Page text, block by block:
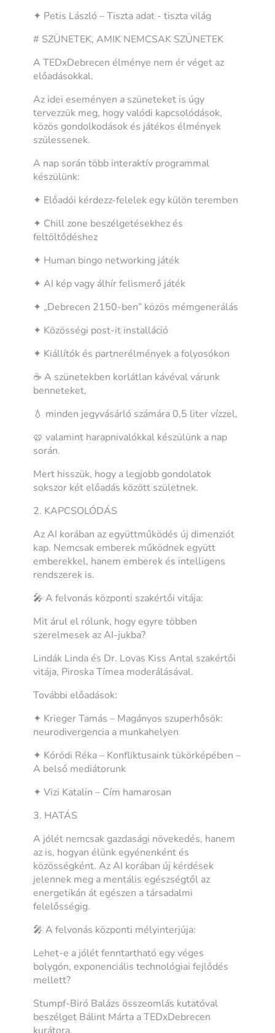
✦ Petis László – Tiszta adat - tiszta világ
# SZÜNETEK, AMIK NEMCSAK SZÜNETEK
A TEDxDebrecen élménye nem ér véget az
előadásokkal.
Az idei eseményen a szüneteket is úgy
tervezzük meg, hogy valódi kapcsolódások,
közös gondolkodások és játékos élmények
szülessenek.
A nap során több interaktív programmal
készülünk:
✦ Előadói kérdezz-felelek egy külön teremben
✦ Chill zone beszélgetésekhez és
feltöltődéshez
✦ Human bingo networking játék
✦ AI kép vagy álhír felismerő játék
✦ „Debrecen 2150-ben” közös mémgenerálás
✦ Közösségi post-it installáció
✦ Kiállítók és partnerélmények a folyosókon
☕ A szünetekben korlátlan kávéval várunk
benneteket,
💧 minden jegyvásárló számára 0,5 liter vízzel,
🥨 valamint harapnivalókkal készülünk a nap
során.
Mert hisszük, hogy a legjobb gondolatok
sokszor két előadás között születnek.
2. KAPCSOLÓDÁS
Az AI korában az együttműködés új dimenziót
kap. Nemcsak emberek működnek együtt
emberekkel, hanem emberek és intelligens
rendszerek is.
🎤 A felvonás központi szakértői vitája:
Mit árul el rólunk, hogy egyre többen
szerelmesek az AI-jukba?
Lindák Linda és Dr. Lovas Kiss Antal szakértői
vitája, Piroska Tímea moderálásával.
További előadások:
✦ Krieger Tamás – Magányos szuperhősök:
neurodivergencia a munkahelyen
✦ Kóródi Réka – Konfliktusaink tükörképében –
A belső mediátorunk
✦ Vizi Katalin – Cím hamarosan
3. HATÁS
A jólét nemcsak gazdasági növekedés, hanem
az is, hogyan élünk egyénenként és
közösségként. Az AI korában új kérdések
jelennek meg a mentális egészségtől az
energetikán át egészen a társadalmi
felelősségig.
🎤 A felvonás központi mélyinterjúja:
Lehet-e a jólét fenntartható egy véges
bolygón, exponenciális technológiai fejlődés
mellett?
Stumpf-Biró Balázs összeomlás kutatóval
beszélget Bálint Márta a TEDxDebrecen